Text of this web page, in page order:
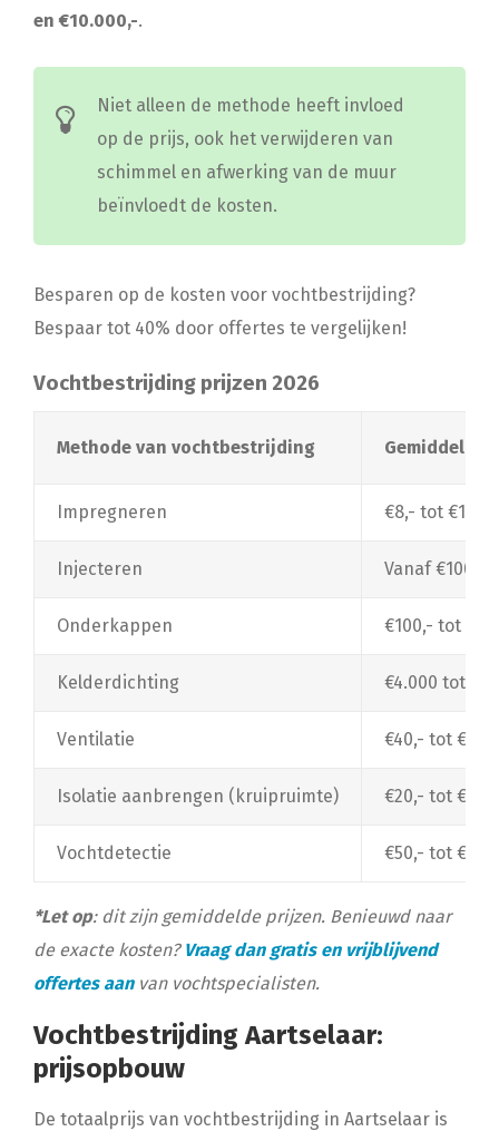
en €10.000,-.
Niet alleen de methode heeft invloed
op de prijs, ook het verwijderen van
schimmel en afwerking van de muur
beïnvloedt de kosten.
Besparen op de kosten voor vochtbestrijding?
Bespaar tot 40% door offertes te vergelijken!
Vochtbestrijding prijzen 2026
Methode van vochtbestrijding Gemiddelde
Impregneren €8,- tot €12,-
Injecteren Vanaf €100,-
Onderkappen €100,- tot
Kelderdichting €4.000 tot
Ventilatie €40,- tot
Isolatie aanbrengen (kruipruimte) €20,- tot
Vochtdetectie €50,- tot
*Let op: dit zijn gemiddelde prijzen. Benieuwd naar
de exacte kosten? Vraag dan gratis en vrijblijvend
offertes aanvan vochtspecialisten.
Vochtbestrijding Aartselaar:
prijsopbouw
De totaalprijs van vochtbestrijding in Aartselaar is